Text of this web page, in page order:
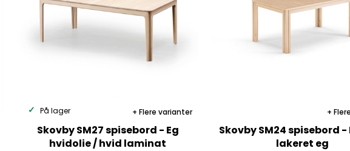
Flere varianter
På lager
Skovby SM27 spisebord - Eg
hvidolie / hvid laminat
Skovby SM24 spisebord
lakeret eg